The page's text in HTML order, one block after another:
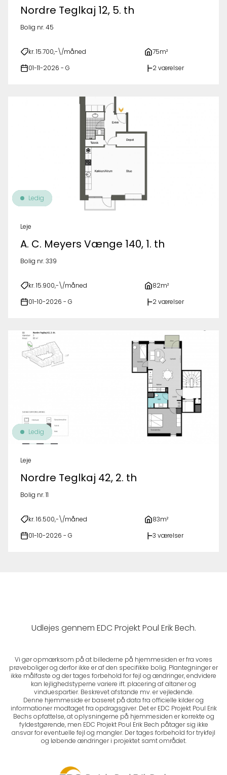
Nordre Teglkaj 12, 5. th
Bolig nr. 45
kr. 15.700,-\/måned 75m²
01-11-2026 - G 2 værelser
Ledig
Leje
A. C. Meyers Vænge 140, 1. th
Bolig nr. 339
kr. 15.900,-\/måned 82m²
01-10-2026 - G 2 værelser
Ledig
Leje
Nordre Teglkaj 42, 2. th
Bolig nr. 11
kr. 16.500,-\/måned 83m²
01-10-2026 - G 3 værelser
Udlejes gennem EDC Projekt Poul Erik Bech.
Vi gør opmærksom på at billederne på hjemmesiden er fra vores
prøveboliger og derfor ikke er af den specifikke bolig. Plantegninger er
ikke målfaste og der tages forbehold for fejl og ændringer, endvidere
kan lejlighedstyperne variere ift. placering af altaner og
vinduespartier. Beskrevet afstande mv. er vejledende.
Denne hjemmeside er baseret på data fra officielle kilder og
informationer modtaget fra opdragsgiver. Det er EDC Projekt Poul Erik
Bechs opfattelse, at oplysningerne på hjemmesiden er korrekte og
fyldestgørende, men EDC Projekt Poul Erik Bech påtager sig ikke
ansvar for eventuelle fejl og mangler. Der tages forbehold for trykfejl
og løbende ændringer i projektet samt området.